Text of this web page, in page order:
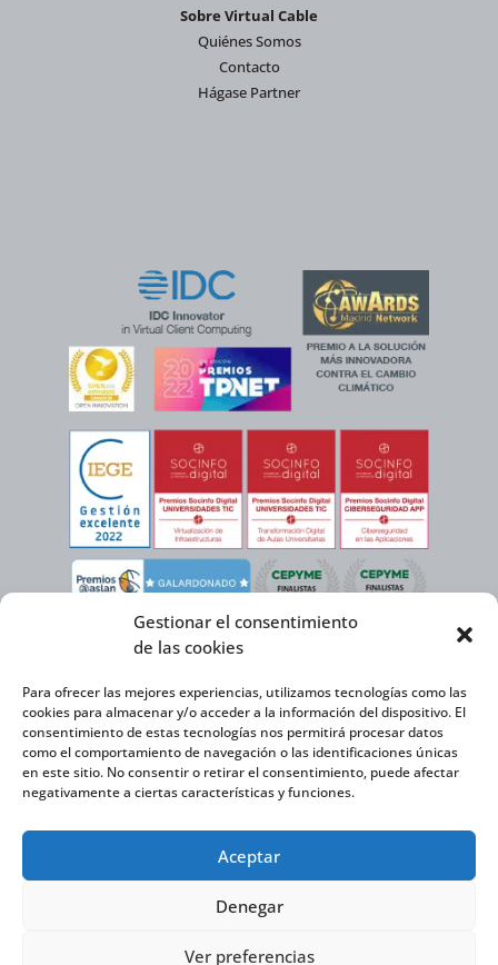
Gestionar el consentimiento
de las cookies
Para ofrecer las mejores experiencias, utilizamos tecnologías como las
cookies para almacenar y/o acceder a la información del dispositivo. El
consentimiento de estas tecnologías nos permitirá procesar datos
como el comportamiento de navegación o las identificaciones únicas
en este sitio. No consentir o retirar el consentimiento, puede afectar
negativamente a ciertas características y funciones.
Aceptar
Denegar
Ver preferencias
Sobre Virtual Cable
Quiénes Somos
Contacto
Hágase Partner
Instituto Español de Comercio Exterior y la cofinanciación del FEDER para
desarrollar su Plan de Expansión Internacional 2020-2025.